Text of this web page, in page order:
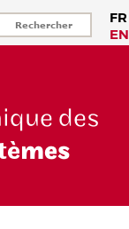
FR
EN
des
mes